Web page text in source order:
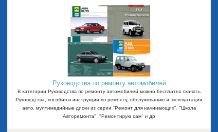
Руководства по ремонту автомобилей
В категории Руководства по ремонту автомобилей можно бесплатно скачать
Руководства, пособия и инструкции по ремонту, обслуживанию и эксплуатации
авто, мултимедийные диски из серии "Ремонт для начинающих", "Школа
Авторемонта", "Ремонтирую сам" и др